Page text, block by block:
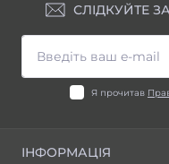
СЛІДКУЙТЕ
Я прочитав
ІНФОРМАЦІЯ